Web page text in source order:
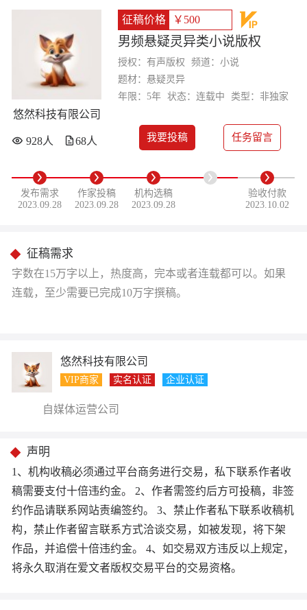
悠然科技有限公司
征稿价格 ￥500
男频悬疑灵异类小说版权
授权：有声版权
频道：小说
题材：悬疑灵异
年限：5年 状态：连载中 类型：非独家
928人 68人 我要投稿 任务留言
发布需求
2023.09.28
作家投稿
2023.09.28
机构选稿
2023.09.28
验收付款
2023.10.02
征稿需求
字数在15万字以上，热度高，完本或者连载都可以。如果
连载，至少需要已完成10万字撰稿。
悠然科技有限公司
VIP商家 实名认证 企业认证
自媒体运营公司
声明
1、机构收稿必须通过平台商务进行交易，私下联系作者收
稿需要支付十倍违约金。 2、作者需签约后方可投稿，非签
约作品请联系网站责编签约。 3、禁止作者私下联系收稿机
构，禁止作者留言联系方式洽谈交易，如被发现，将下架
作品，并追偿十倍违约金。 4、如交易双方违反以上规定，
将永久取消在爱文者版权交易平台的交易资格。